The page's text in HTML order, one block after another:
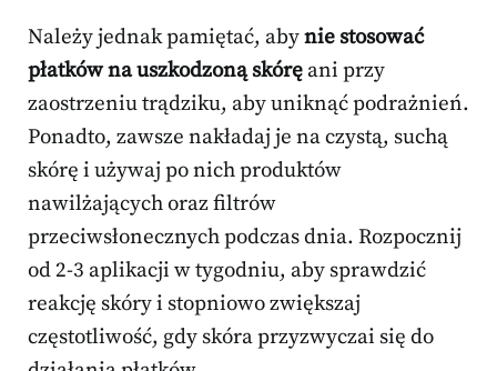
Należy jednak pamiętać, abynie stosować
płatków na uszkodzoną skórę ani przy
zaostrzeniu trądziku, aby uniknąć podrażnień.
Ponadto, zawsze nakładaj je na czystą, suchą
skórę i używaj po nich produktów
nawilżających oraz filtrów
przeciwsłonecznych podczas dnia. Rozpocznij
od 2-3 aplikacji w tygodniu, aby sprawdzić
reakcję skóry i stopniowo zwiększaj
częstotliwość, gdy skóra przyzwyczai się do